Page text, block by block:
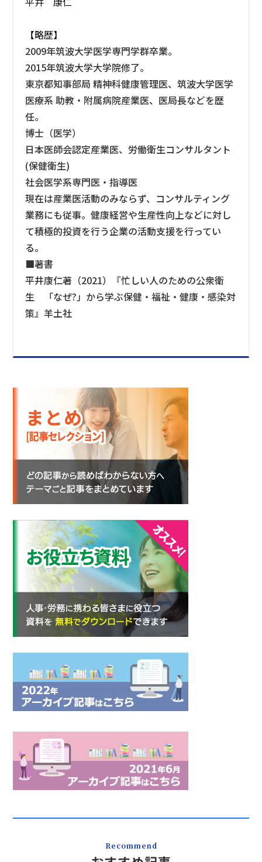
【略歴】
2009年筑波大学医学専門学群卒業。
2015年筑波大学大学院修了。
東京都知事部局 精神科健康管理医、筑波大学医学
医療系 助教・附属病院産業医、医局長などを歴
任。
博士（医学）
日本医師会認定産業医、労働衛生コンサルタント
(保健衛生)
社会医学系専門医・指導医
現在は産業医活動のみならず、コンサルティング
業務にも従事。健康経営や生産性向上などに対し
て積極的投資を行う企業の活動支援を行ってい
る。
■著書
平井康仁著（2021）『忙しい人のための公衆衛
生 「なぜ?」から学ぶ保健・福祉・健康・感染対
策』羊土社
Recommend